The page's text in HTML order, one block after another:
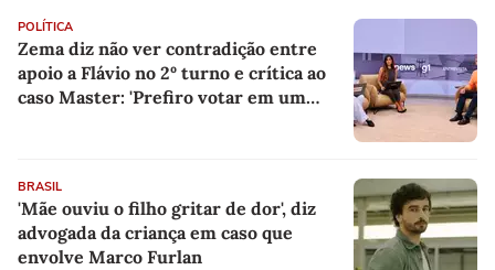
POLÍTICA
Zema diz não ver contradição entre
apoio a Flávio no 2º turno e crítica ao
caso Master: 'Prefiro votar em um
BRASIL
'Mãe ouviu o filho gritar de dor', diz
advogada da criança em caso que
envolve Marco Furlan